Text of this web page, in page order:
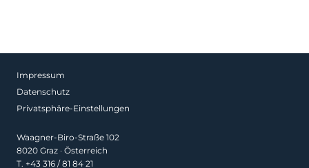
Impressum
Datenschutz
Privatsphäre-Einstellungen
Waagner-Biro-Straße 102
8020 Graz · Österreich
T. +43 316 / 81 84 21